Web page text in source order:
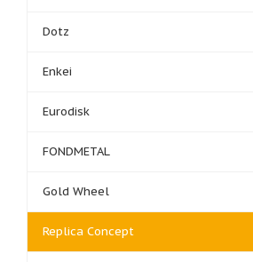
Dotz
Enkei
Eurodisk
FONDMETAL
Gold Wheel
Replica Concept